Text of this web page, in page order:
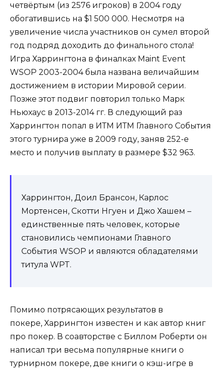
четвёртым (из 2576 игроков) в 2004 году
обогатившись на $1 500 000. Несмотря на
увеличение числа участников он сумел второй
год подряд доходить до финального стола!
Игра Харрингтона в финалках Maint Event
WSOP 2003-2004 была названа величайшим
достижением в истории Мировой серии.
Позже этот подвиг повторил только Марк
Ньюхаус в 2013-2014 гг. В следующий раз
Харрингтон попал в ИТМ ИТМ Главного События
этого турнира уже в 2009 году, заняв 252-е
место и получив выплату в размере $32 963.
Харрингтон, Доил Брансон, Карлос
Мортенсен, Скотти Нгуен и Джо Хашем –
единственные пять человек, которые
становились чемпионами Главного
События WSOP и являются обладателями
титула WPT.
Помимо потрясающих результатов в
покере, Харрингтон известен и как автор книг
про покер. В соавторстве с Биллом Роберти он
написал три весьма популярные книги о
турнирном покере, две книги о кэш-игре в